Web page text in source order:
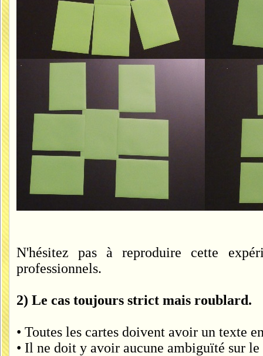
N'hésitez pas à reproduire cette
professionnels.
2) Le cas toujours strict mais roublard.
• Toutes les cartes doivent avoir un texte
• Il ne doit y avoir aucune ambiguïté sur